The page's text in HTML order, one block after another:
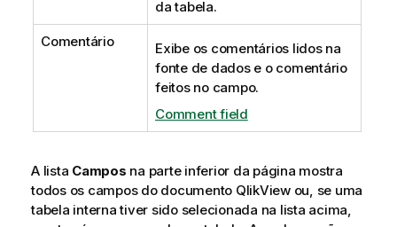
da tabela.
Comentário
Exibe os comentários lidos na
fonte de dados e o comentário
feitos no campo.
Comment field
A lista Campos na parte inferior da página mostra
todos os campos do documento QlikView ou, se uma
tabela interna tiver sido selecionada na lista acima,